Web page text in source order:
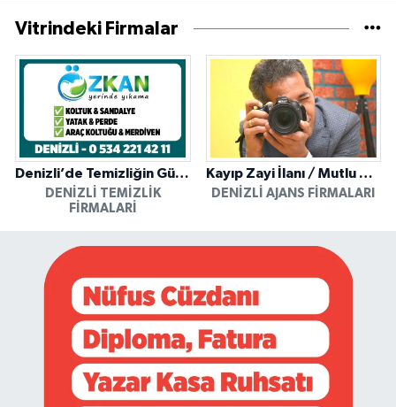
Vitrindeki Firmalar
Denizli’de Temizliğin Güvenilir Adresi: Özkan Yerinde Yıkama
DENIZLI TEMIZLIK
FIRMALARI
Kayıp Zayi İlanı / Mutlu Ajans / Denizli
DENIZLI AJANS FIRMALARI